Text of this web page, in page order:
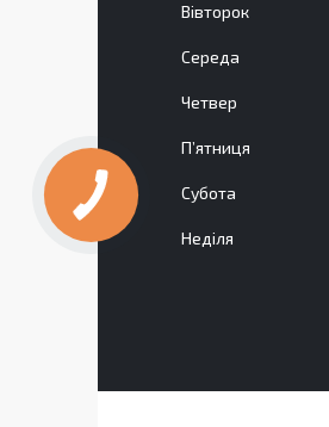
Вівторок
Середа
Четвер
Пʼятниця
Субота
Неділя